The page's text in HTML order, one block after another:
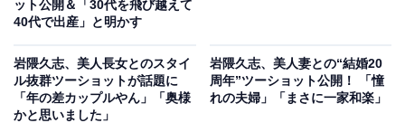
ット公開＆「30代を飛び越えて
40代で出産」と明かす
岩隈久志、美人長女とのスタイ
ル抜群ツーショットが話題に
「年の差カップルやん」「奥様
かと思いました」
岩隈久志、美人妻との“結婚20
周年”ツーショット公開！ 「憧
れの夫婦」「まさに一家和楽」